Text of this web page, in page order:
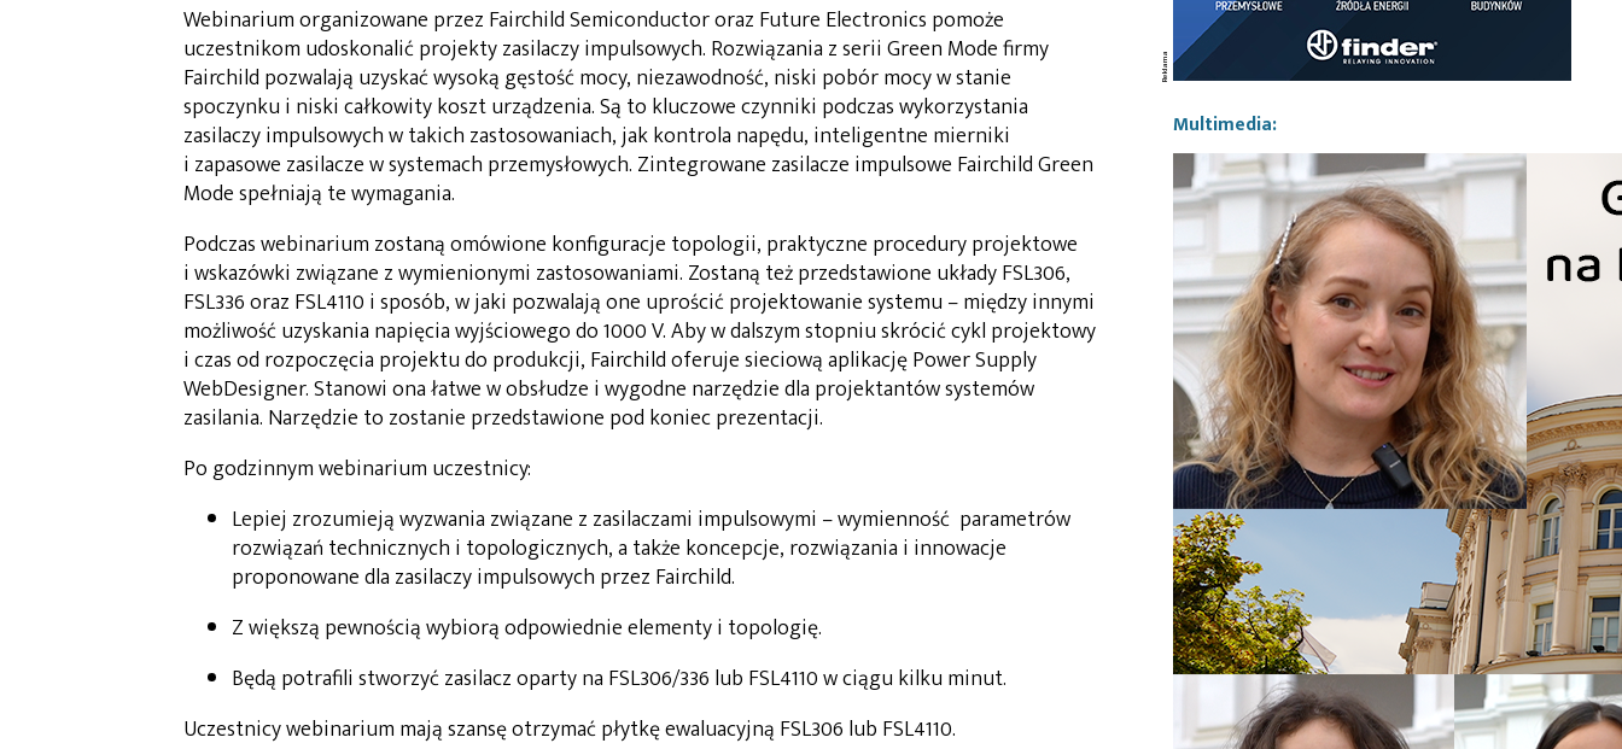
Webinarium organizowane przez Fairchild Semiconductor oraz Future Electronics pomoże
uczestnikom udoskonalić projekty zasilaczy impulsowych. Rozwiązania z serii Green Mode firmy
Fairchild pozwalają uzyskać wysoką gęstość mocy, niezawodność, niski pobór mocy w stanie
spoczynku i niski całkowity koszt urządzenia. Są to kluczowe czynniki podczas wykorzystania
zasilaczy impulsowych w takich zastosowaniach, jak kontrola napędu, inteligentne mierniki
i zapasowe zasilacze w systemach przemysłowych. Zintegrowane zasilacze impulsowe Fairchild Green
Mode spełniają te wymagania.
Podczas webinarium zostaną omówione konfiguracje topologii, praktyczne procedury projektowe
i wskazówki związane z wymienionymi zastosowaniami. Zostaną też przedstawione układy FSL306,
FSL336 oraz FSL4110 i sposób, w jaki pozwalają one uprościć projektowanie systemu – między innymi
możliwość uzyskania napięcia wyjściowego do 1000 V. Aby w dalszym stopniu skrócić cykl projektowy
i czas od rozpoczęcia projektu do produkcji, Fairchild oferuje sieciową aplikację Power Supply
WebDesigner. Stanowi ona łatwe w obsłudze i wygodne narzędzie dla projektantów systemów
zasilania. Narzędzie to zostanie przedstawione pod koniec prezentacji.
Po godzinnym webinarium uczestnicy:
Lepiej zrozumieją wyzwania związane z zasilaczami impulsowymi – wymienność parametrów
rozwiązań technicznych i topologicznych, a także koncepcje, rozwiązania i innowacje
proponowane dla zasilaczy impulsowych przez Fairchild.
Z większą pewnością wybiorą odpowiednie elementy i topologię.
Będą potrafili stworzyć zasilacz oparty na FSL306/336 lub FSL4110 w ciągu kilku minut.
Uczestnicy webinarium mają szansę otrzymać płytkę ewaluacyjną FSL306 lub FSL4110.
Multimedia: